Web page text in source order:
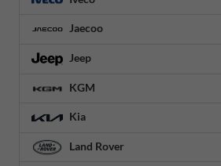
Jaecoo
Jeep
KGM
Kia
Land Rover